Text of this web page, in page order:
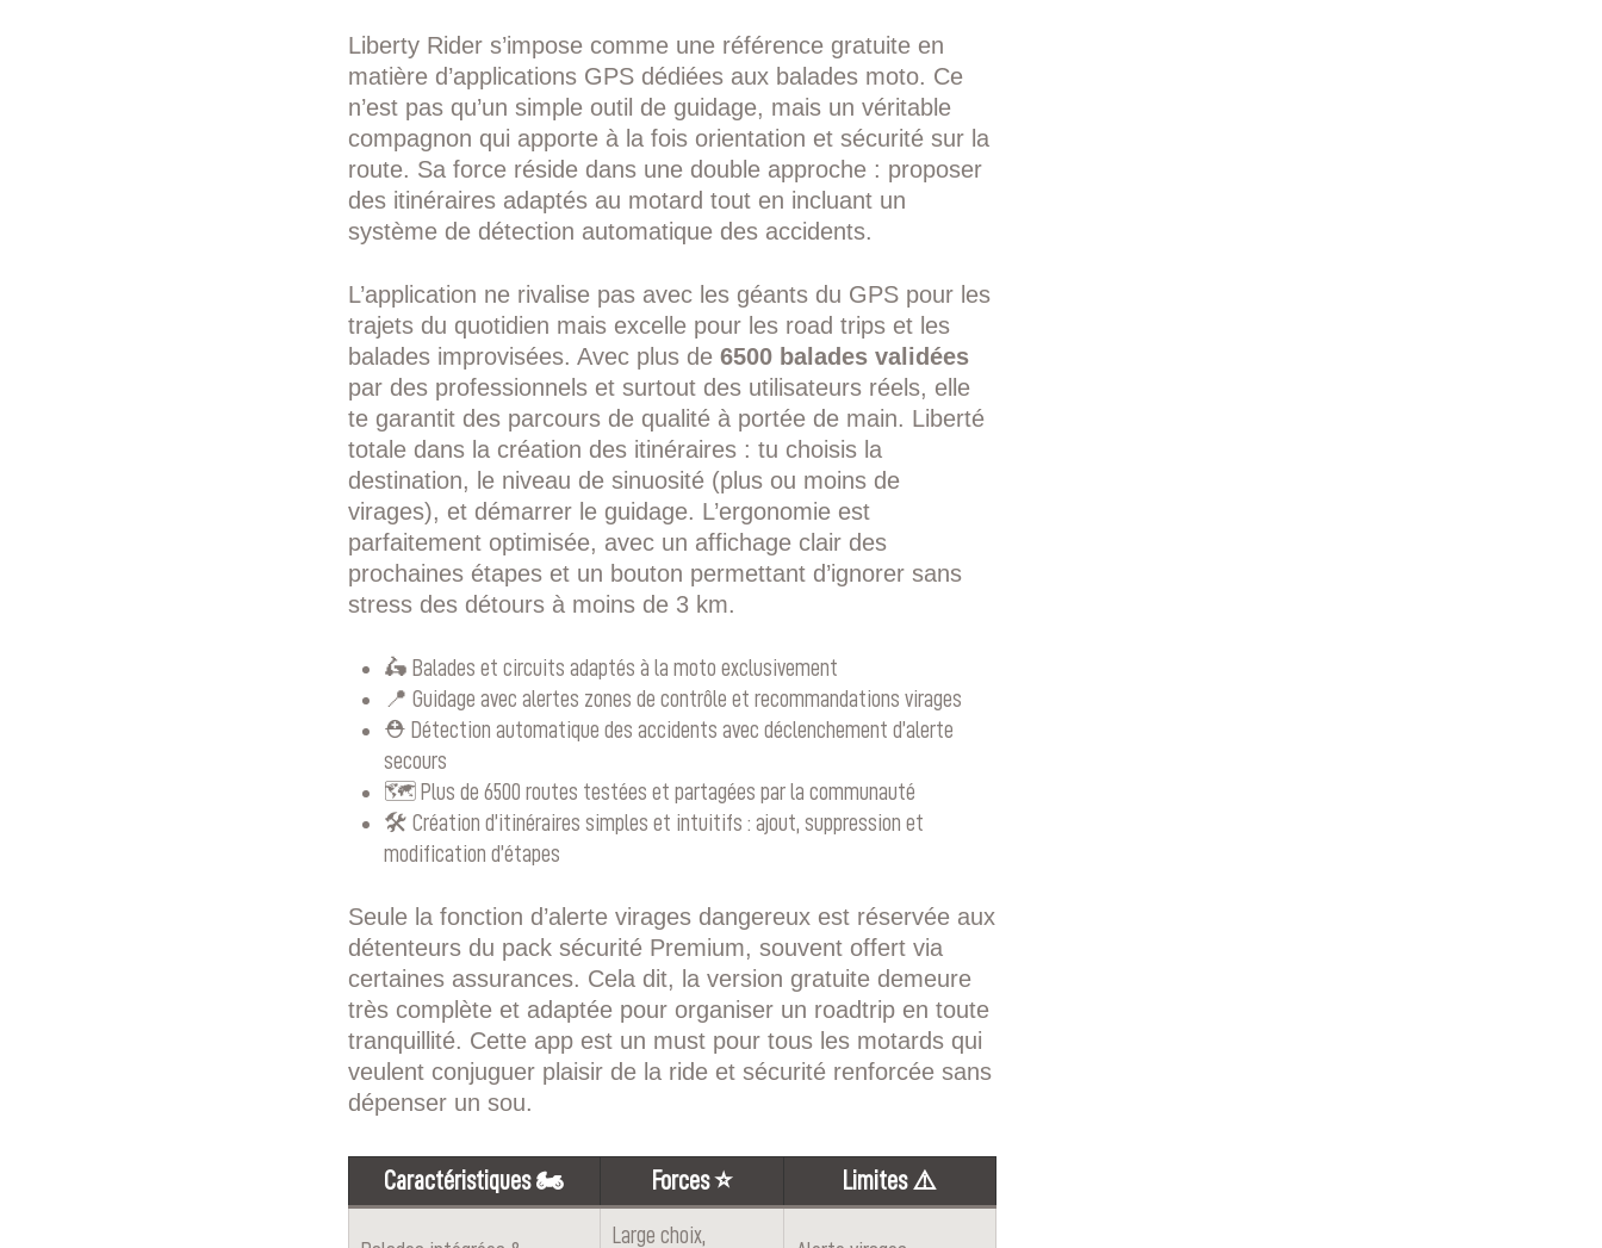
Liberty Rider s’impose comme une référence gratuite en
matière d’applications GPS dédiées aux balades moto. Ce
n’est pas qu’un simple outil de guidage, mais un véritable
compagnon qui apporte à la fois orientation et sécurité sur la
route. Sa force réside dans une double approche : proposer
des itinéraires adaptés au motard tout en incluant un
système de détection automatique des accidents.
L’application ne rivalise pas avec les géants du GPS pour les
trajets du quotidien mais excelle pour les road trips et les
balades improvisées. Avec plus de 6500 balades validées
par des professionnels et surtout des utilisateurs réels, elle
te garantit des parcours de qualité à portée de main. Liberté
totale dans la création des itinéraires : tu choisis la
destination, le niveau de sinuosité (plus ou moins de
virages), et démarrer le guidage. L’ergonomie est
parfaitement optimisée, avec un affichage clair des
prochaines étapes et un bouton permettant d’ignorer sans
stress des détours à moins de 3 km.
🛵 Balades et circuits adaptés à la moto exclusivement
📍 Guidage avec alertes zones de contrôle et recommandations virages
⛑️ Détection automatique des accidents avec déclenchement d’alerte
secours
🗺️ Plus de 6500 routes testées et partagées par la communauté
🛠️ Création d’itinéraires simples et intuitifs : ajout, suppression et
modification d’étapes
Seule la fonction d’alerte virages dangereux est réservée aux
détenteurs du pack sécurité Premium, souvent offert via
certaines assurances. Cela dit, la version gratuite demeure
très complète et adaptée pour organiser un roadtrip en toute
tranquillité. Cette app est un must pour tous les motards qui
veulent conjuguer plaisir de la ride et sécurité renforcée sans
dépenser un sou.
Caractéristiques 🏍️ Forces ⭐ Limites ⚠️
Large choix,